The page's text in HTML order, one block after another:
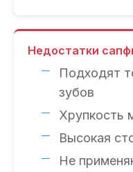
Недостатки
Подходят
зубов
Хрупкость
Высокая
Не